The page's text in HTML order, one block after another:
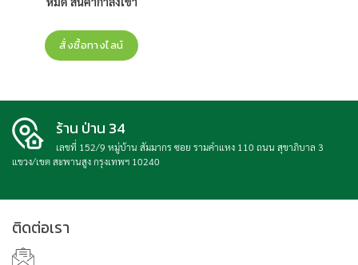
สั่งซื้อทางไลน์
ร้าน ป่าน 34
เลขที่ 152/9 หมู่บ้าน สัมมากร ซอย รามคำแหง 110 ถนน สุขาภิบาล 3
แขวง/เขต สะพานสูง กรุงเทพฯ 10240
ติดต่อเรา